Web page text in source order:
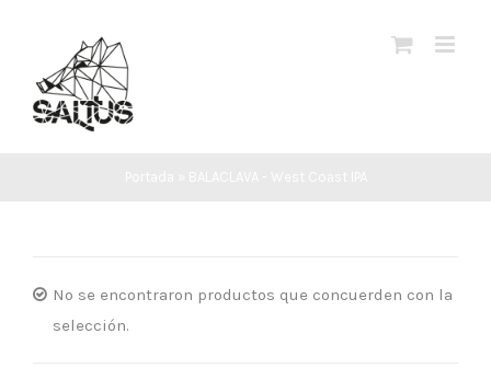
contenido
No se encontraron productos que concuerden con la
selección.